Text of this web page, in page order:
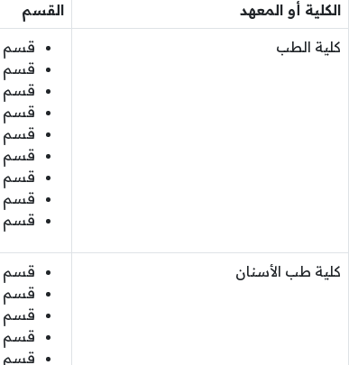
الكلية أو المعهد القسم
كلية الطب
قسم
قسم
قسم
قسم
قسم
قسم
قسم
قسم
قسم
كلية طب الأسنان
قسم
قسم
قسم
قسم
قسم